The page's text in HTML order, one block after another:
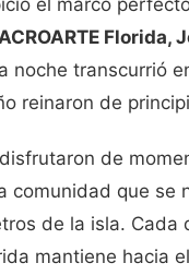
Florida,
noche transcurrió
reinaron de
de
comunidad que se
de la isla.
mantiene